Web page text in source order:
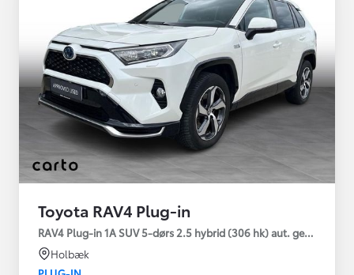
Toyota RAV4 Plug-in
RAV4 Plug-in 1A SUV 5-dørs 2.5 hybrid (306 hk) aut. gear AWD-i
Holbæk